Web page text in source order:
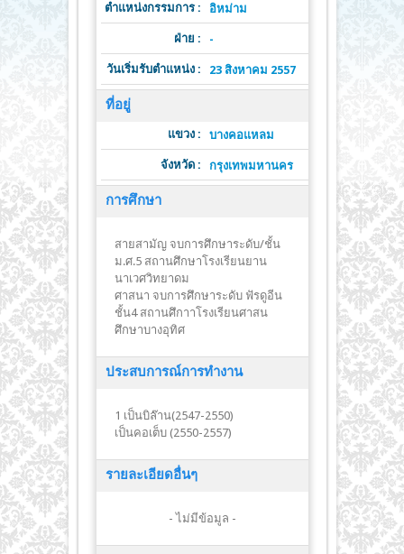
ตำแหน่งกรรมการ : อิหม่าม
ฝ่าย : -
วันเริ่มรับตำแหน่ง : 23 สิงหาคม 2557
ที่อยู่
แขวง : บางคอแหลม
จังหวัด : กรุงเทพมหานคร
การศึกษา
สายสามัญ จบการศึกษาระดับ/ชั้น
ม.ศ.5 สถานศึกษาโรงเรียนยาน
นาเวศวิทยาดม
ศาสนา จบการศึกษาระดับ ฟัรดูอีน
ชั้น4 สถานศึกาาโรงเรียนศาสน
ศึกษาบางอุทิศ
ประสบการณ์การทำงาน
1 เป็นบิล๊าน(2547-2550)
เป็นคอเต็บ (2550-2557)
รายละเอียดอื่นๆ
- ไม่มีข้อมูล -